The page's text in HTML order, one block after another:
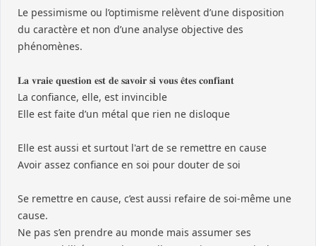
Le pessimisme ou l’optimisme relèvent d’une disposition
du caractère et non d’une analyse objective des
phénomènes.
𝐋𝐚 𝐯𝐫𝐚𝐢𝐞 𝐪𝐮𝐞𝐬𝐭𝐢𝐨𝐧 𝐞𝐬𝐭 𝐝𝐞 𝐬𝐚𝐯𝐨𝐢𝐫 𝐬𝐢 𝐯𝐨𝐮𝐬 𝐞̂𝐭𝐞𝐬 𝐜𝐨𝐧𝐟𝐢𝐚𝐧𝐭
La confiance, elle, est invincible
Elle est faite d’un métal que rien ne disloque
Elle est aussi et surtout l'art de se remettre en cause
Avoir assez confiance en soi pour douter de soi
Se remettre en cause, c’est aussi refaire de soi-même une
cause.
Ne pas s’en prendre au monde mais assumer ses